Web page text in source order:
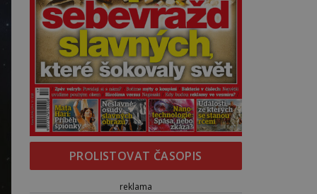
PROLISTOVAT ČASOPIS
reklama